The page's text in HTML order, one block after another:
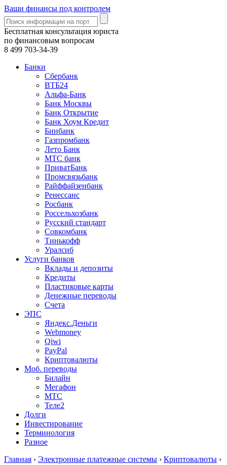
Ваши финансы под контролем
Бесплатная консультация юриста
по финансовым вопросам
8 499 703-34-39
Банки
Сбербанк
ВТБ24
Альфа-Банк
Банк Москвы
Банк Открытие
Банк Хоум Кредит
Бинбанк
Газпромбанк
Лето Банк
МТС банк
ПриватБанк
Промсвязьбанк
Райффайзенбанк
Ренессанс
Росбанк
Россельхозбанк
Русский стандарт
Совкомбанк
Тинькофф
Уралсиб
Услуги банков
Вклады и депозиты
Кредиты
Пластиковые карты
Денежные переводы
Счета
ЭПС
Яндекс.Деньги
Webmoney
Qiwi
PayPal
Криптовалюты
Моб. переводы
Билайн
Мегафон
МТС
Теле2
Долги
Инвестирование
Терминология
Разное
Главная › Электронные платежные системы › Криптовалюты ›